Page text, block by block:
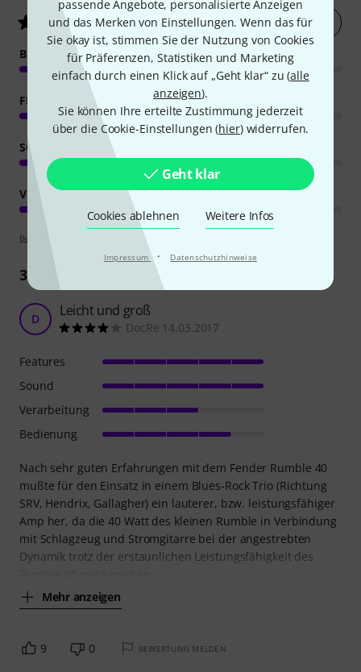
passende Angebote, personalisierte Anzeigen
und das Merken von Einstellungen. Wenn das für
Sie okay ist, stimmen Sie der Nutzung von Cookies
für Präferenzen, Statistiken und Marketing
einfach durch einen Klick auf „Geht klar“ zu (alle
anzeigen).
Sie können Ihre erteilte Zustimmung jederzeit
über die Cookie-Einstellungen (hier) widerrufen.
Geht klar
Cookies ablehnen Weitere Infos
Impressum · Datenschutzhinweise
4.8/ 5 Jetzt bewerten
BEDIENUNG
FEATURES
SOUND
VERARBEITUNG
Bewertungsrichtlinien
33
D Leicht und groß
DocRe 14.03.2017
Nach sehr guten Erfahrungen mit dem Fender Rumble 40
mußte für den Einsatz in einem Blues-Rock Trio (Richtung
SRV, Hendrix, Gallagher) ein lauterer, bzw. leistungsfähiger
Amp her, da die 40 Watt des kleinen Rumble in Verbindung
mit Schlagzeug und Stromgitarre bei der angestrebten
Dynamik trotz der erstaunlichen Leistungsfähigkeit des
Mehr anzeigen
Features
Sound
Verarbeitung
Bedienung
9 0 BEWERTUNG MELDEN